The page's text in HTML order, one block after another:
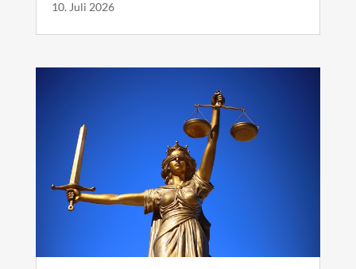
10. Juli 2026